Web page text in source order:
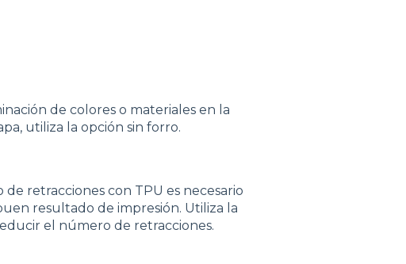
de colores o materiales en la
utiliza la opción sin forro.
retracciones con TPU es necesario
resultado de impresión. Utiliza la
el número de retracciones.